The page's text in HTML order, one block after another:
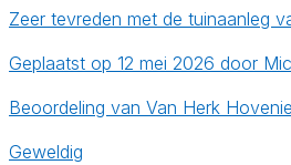
Zeer tevreden met de tuinaanleg
Geplaatst op 12 mei 2026 door
Beoordeling van Van Herk
Geweldig